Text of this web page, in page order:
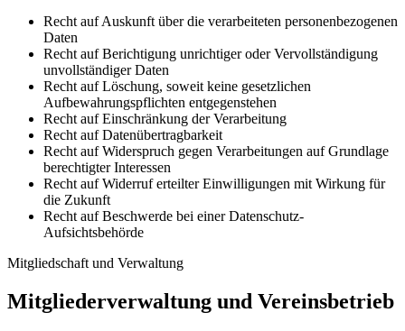
Recht auf Auskunft über die verarbeiteten personenbezogenen
Daten
Recht auf Berichtigung unrichtiger oder Vervollständigung
unvollständiger Daten
Recht auf Löschung, soweit keine gesetzlichen
Aufbewahrungspflichten entgegenstehen
Recht auf Einschränkung der Verarbeitung
Recht auf Datenübertragbarkeit
Recht auf Widerspruch gegen Verarbeitungen auf Grundlage
berechtigter Interessen
Recht auf Widerruf erteilter Einwilligungen mit Wirkung für
die Zukunft
Recht auf Beschwerde bei einer Datenschutz-
Aufsichtsbehörde
Mitgliedschaft und Verwaltung
Mitgliederverwaltung und Vereinsbetrieb